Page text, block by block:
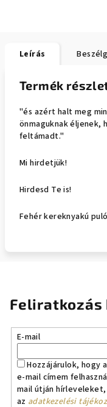
Leírás
Termék
"és azért halt meg
önmaguknak éljenek,
feltámadt."
Mi hirdetjük!
Hirdesd Te is!
Fehér kereknyakú
E-mail
Hozzájárulok, hogy
e-mail címem
mail útján
az adatkezelési